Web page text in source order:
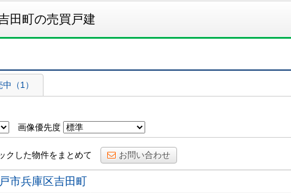
田町の売買戸建
中（1）
画像優先度
クした物件をまとめて お問い合わせ
市兵庫区吉田町